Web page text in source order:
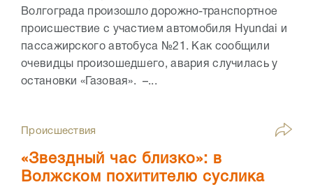
Волгограда произошло дорожно-транспортное
происшествие с участием автомобиля Hyundai и
пассажирского автобуса №21. Как сообщили
очевидцы произошедшего, авария случилась у
остановки «Газовая». –...
Происшествия
«Звездный час близко»: в
Волжском похитителю суслика